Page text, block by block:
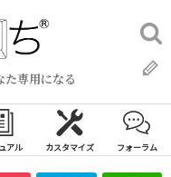
た専用になる
検
索:
アル カスタマイズ フォーラム